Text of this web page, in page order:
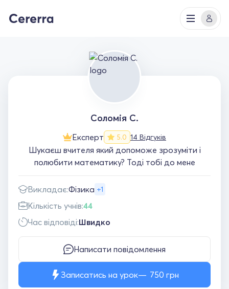
Соломія С.
Експерт 5.0 14 Відгуків
Шукаєш вчителя який допоможе зрозуміти і
полюбити математику? Тоді тобі до мене
Викладає:Фізика +1
Кількість учнів:44
Час відповіді:Швидко
Написати повідомлення
Записатись на урок 750 грн